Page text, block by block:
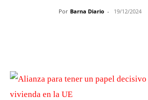
Por Barna Diario - 19/12/2024